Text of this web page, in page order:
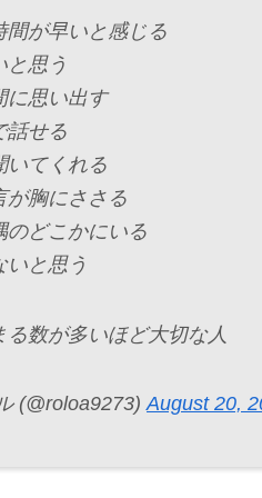
間が早いと感じる
と思う
に思い出す
話せる
いてくれる
が胸にささる
のどこかにいる
いと思う
る数が多いほど大切な人
(@roloa9273) August 20,